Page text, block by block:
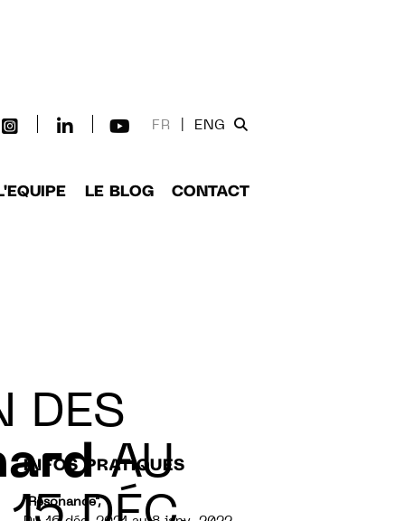
FR ENG
LE BLOG CONTACT
DES
AU
INFOS PRATIQUES
"Résonance",